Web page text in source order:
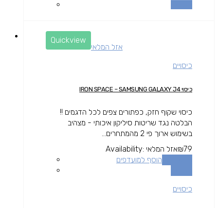
Quickview
אזל המלאי
כיסויים
כיסוי IRON SPACE – SAMSUNG GALAXY J4
כיסוי שקוף חזק, כפתורים צפים לכל הדגמים !!
הבלטה נגד שריטות סיליקון איכותי - מצהיב
בשימוש ארוך פי 2 מהמתחרים...
₪79
Availability: אזל המלאי
הוסף למועדפים
כיסויים